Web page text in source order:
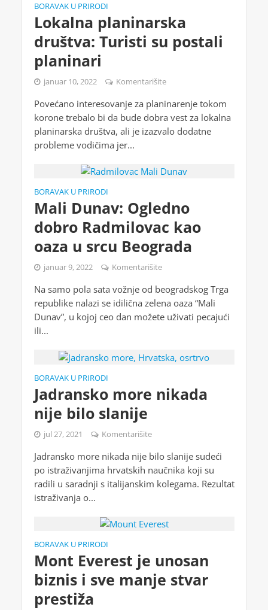
BORAVAK U PRIRODI
Lokalna planinarska
društva: Turisti su postali
planinari
januar 10, 2022 Komentarišite
Povećano interesovanje za planinarenje tokom
korone trebalo bi da bude dobra vest za lokalna
planinarska društva, ali je izazvalo dodatne
probleme vodičima jer...
BORAVAK U PRIRODI
Mali Dunav: Ogledno
dobro Radmilovac kao
oaza u srcu Beograda
januar 9, 2022 Komentarišite
Na samo pola sata vožnje od beogradskog Trga
republike nalazi se idilična zelena oaza “Mali
Dunav”, u kojoj ceo dan možete uživati pecajući
ili...
BORAVAK U PRIRODI
Jadransko more nikada
nije bilo slanije
jul 27, 2021 Komentarišite
Jadransko more nikada nije bilo slanije sudeći
po istraživanjima hrvatskih naučnika koji su
radili u saradnji s italijanskim kolegama. Rezultat
istraživanja o...
BORAVAK U PRIRODI
Mont Everest je unosan
biznis i sve manje stvar
prestiža